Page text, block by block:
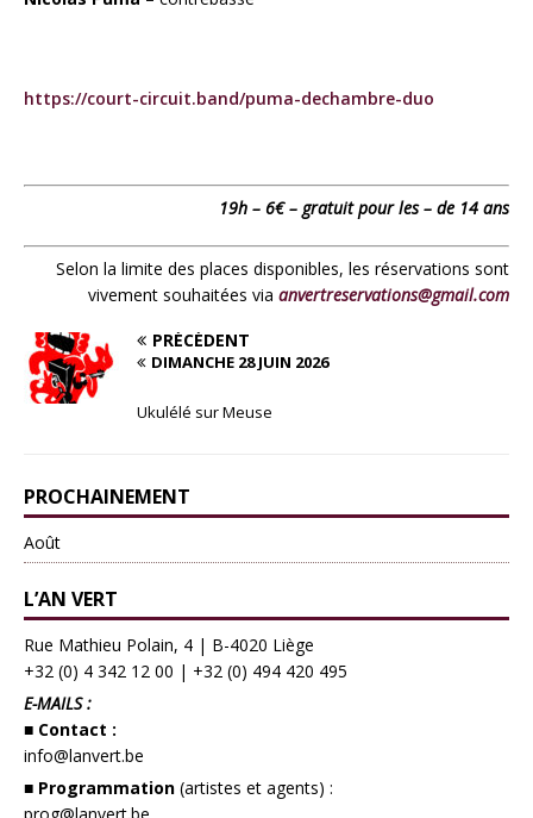
https://court-circuit.band/puma-dechambre-duo
19h – 6€ – gratuit pour les – de 14 ans
Selon la limite des places disponibles, les réservations sont
vivement souhaitées via anvertreservations@gmail.com
PRÉCÉDENT
DIMANCHE 28 JUIN 2026
Ukulélé sur Meuse
PROCHAINEMENT
Août
L’AN VERT
Rue Mathieu Polain, 4 | B-4020 Liège
+32 (0) 4 342 12 00 | +32 (0) 494 420 495
E-MAILS :
■ Contact :
info@lanvert.be
■ Programmation (artistes et agents) :